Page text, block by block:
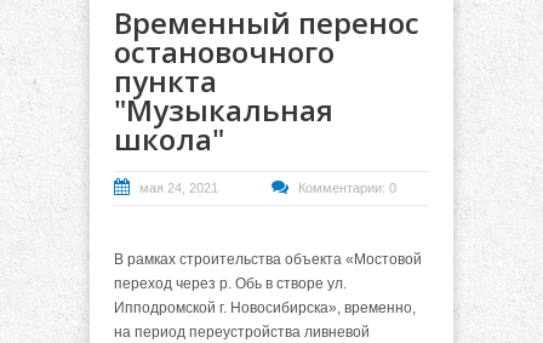
Временный перенос
остановочного
пункта
"Музыкальная
школа"
мая 24, 2021 Комментарии: 0
В рамках строительства объекта «Мостовой
переход через р. Обь в створе ул.
Ипподромской г. Новосибирска», временно,
на период переустройства ливневой